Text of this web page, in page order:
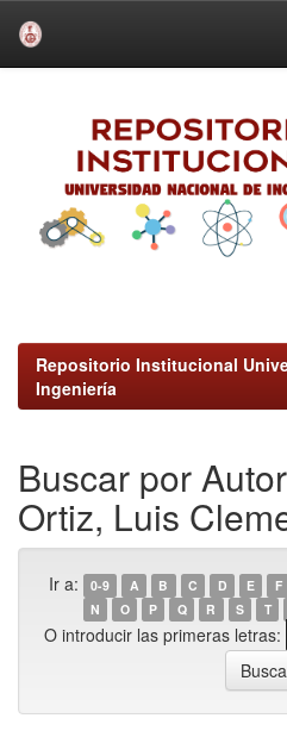
Repositorio Institucional
Ingeniería
Buscar por
Ortiz, Luis
Ir a: 0-9 A B C D E F
N
O P Q R S T
O introducir las primeras letras: